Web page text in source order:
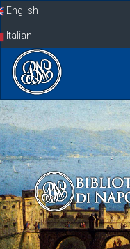
SkipEnglish
Italian